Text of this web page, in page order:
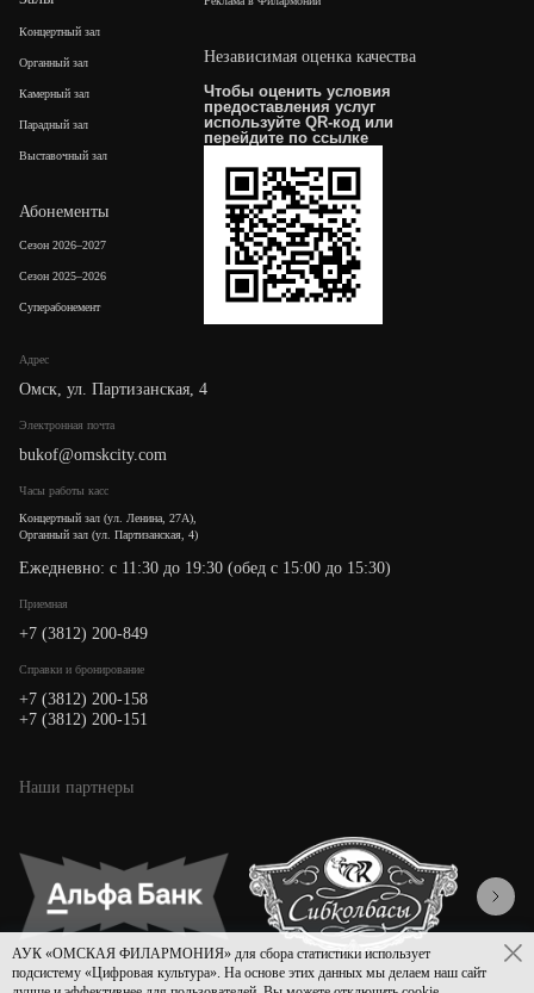
Адрес
Омск, ул. Партизанская, 4
Электронная почта
bukof@omskcity.com
Часы работы касс
Концертный зал (ул. Ленина, 27А),
Органный зал (ул. Партизанская, 4)
Ежедневно: с 11:30 до 19:30 (обед с 15:00 до 15:30)
Приемная
+7 (3812) 200-849
Cправки и бронирование
+7 (3812) 200-158
+7 (3812) 200-151
Концертный зал
Органный зал
Камерный зал
Парадный зал
Выставочный зал
Абонементы
Сезон 2026–2027
Сезон 2025–2026
Суперабонемент
Независимая оценка качества
Чтобы оценить условия
предоставления услуг
используйте QR-код или
перейдите по ссылке
Наши партнеры
АУК «ОМСКАЯ ФИЛАРМОНИЯ» для сбора статистики использует
подсистему «Цифровая культура». На основе этих данных мы делаем наш сайт